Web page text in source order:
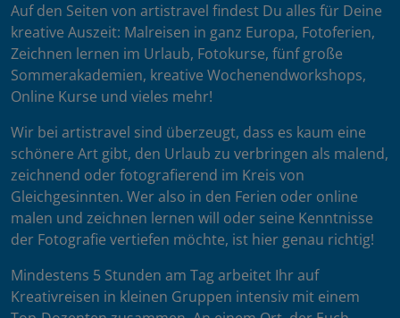
Auf den Seiten von artistravel findest Du alles für Deine
kreative Auszeit: Malreisen in ganz Europa, Fotoferien,
Zeichnen lernen im Urlaub, Fotokurse, fünf große
Sommerakademien, kreative Wochenendworkshops,
Online Kurse und vieles mehr!
Wir bei artistravel sind überzeugt, dass es kaum eine
schönere Art gibt, den Urlaub zu verbringen als malend,
zeichnend oder fotografierend im Kreis von
Gleichgesinnten. Wer also in den Ferien oder online
malen und zeichnen lernen will oder seine Kenntnisse
der Fotografie vertiefen möchte, ist hier genau richtig!
Mindestens 5 Stunden am Tag arbeitet Ihr auf
Kreativreisen in kleinen Gruppen intensiv mit einem